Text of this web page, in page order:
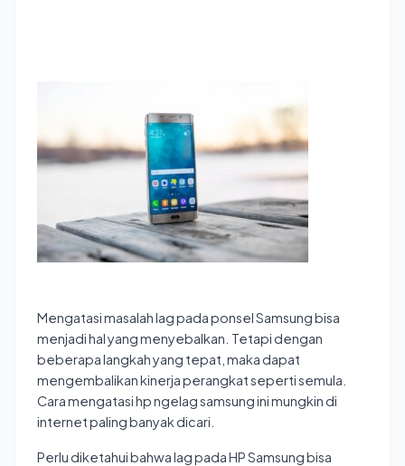
Mengatasi masalah lag pada ponsel Samsung bisa
menjadi hal yang menyebalkan. Tetapi dengan
beberapa langkah yang tepat, maka dapat
mengembalikan kinerja perangkat seperti semula.
Cara mengatasi hp ngelag samsung ini mungkin di
internet paling banyak dicari.
Perlu diketahui bahwa lag pada HP Samsung bisa